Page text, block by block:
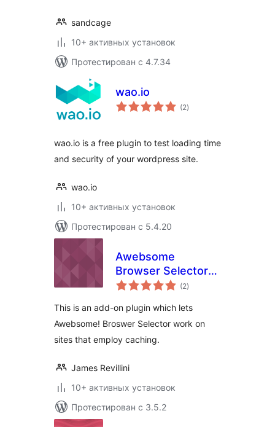
sandcage
10+ активных установок
Протестирован с 4.7.34
wao.io
(2общий
рейтинг
)
wao.io is a free plugin to test loading time
and security of your wordpress site.
wao.io
10+ активных установок
Протестирован с 5.4.20
Awebsome
Browser Selector
for CACHING(2общий
рейтинг
)
This is an add-on plugin which lets
Awebsome! Broswer Selector work on
sites that employ caching.
James Revillini
10+ активных установок
Протестирован с 3.5.2